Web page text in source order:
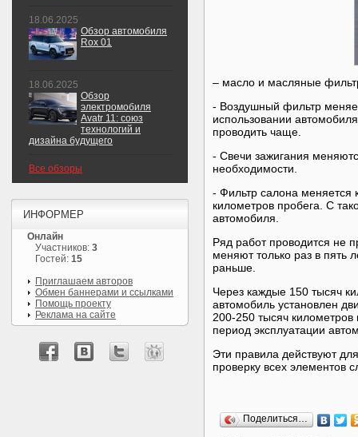
– масло и масляные
- Воздушный фильтр
использовании
проводить чаще.
- Свечи зажигания
необходимости.
- Фильтр салона меняется
километров пробега. С
автомобиля.
Ряд работ проводится не
меняют только раз в пять
раньше.
Через каждые 150 тысяч
автомобиль установлен
200-250 тысяч
период эксплуатации
Эти правила действуют
проверку всех элементов
Поделиться…
18.06.2025
Обзор автомобиля
Rox 01
18.06.2025
Обзор
электромобиля
Avatr 11: союз
технологий и
дизайна будущего
Все обзоры
ИНФОРМЕР
Онлайн
Участников: 3
Гостей: 15
Приглашаем авторов
Обмен баннерами и ссылками
Помощь проекту
Реклама на сайте